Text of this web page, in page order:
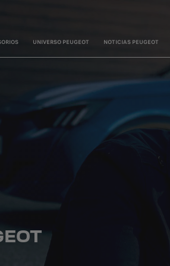
UNIVERSO PEUGEOT NOTICIAS PEUGEOT